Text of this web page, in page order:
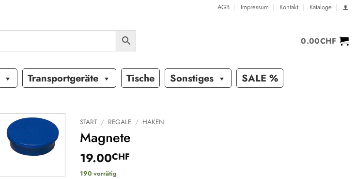
AGB Impressum Kontakt Kataloge
0.00CHF
Transportgeräte Tische Sonstiges SALE %
Auf die
Wunschliste
START / REGALE / HAKEN
Magnete
19.00CHF
190 vorrätig